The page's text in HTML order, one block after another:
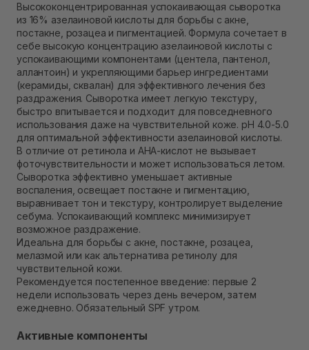
Самовывоз г. Ровно, ул. Кулика и Гудачека 23 (ТЦ
Экватор)
В наличии
Высококонцентрированная успокаивающая сыворотка
из 16% азелаиновой кислоты для борьбы с акне,
постакне, розацеа и пигментацией. Формула сочетает в
себе высокую концентрацию азелаиновой кислоты с
успокаивающими компонентами (центела, пантенол,
аллантоин) и укрепляющими барьер ингредиентами
(керамиды, сквалан) для эффективного лечения без
раздражения. Сыворотка имеет легкую текстуру,
быстро впитывается и подходит для повседневного
использования даже на чувствительной коже. pH 4.0-5.0
для оптимальной эффективности азелаиновой кислоты.
В отличие от ретинола и AHA-кислот не вызывает
фоточувствительности и может использоваться летом.
Сыворотка эффективно уменьшает активные
воспаления, освещает постакне и пигментацию,
выравнивает тон и текстуру, контролирует выделение
себума. Успокаивающий комплекс минимизирует
возможное раздражение.
Идеальна для борьбы с акне, постакне, розацеа,
мелазмой или как альтернатива ретинолу для
чувствительной кожи.
Рекомендуется постепенное введение: первые 2
недели использовать через день вечером, затем
ежедневно. Обязательный SPF утром.
Активные компоненты